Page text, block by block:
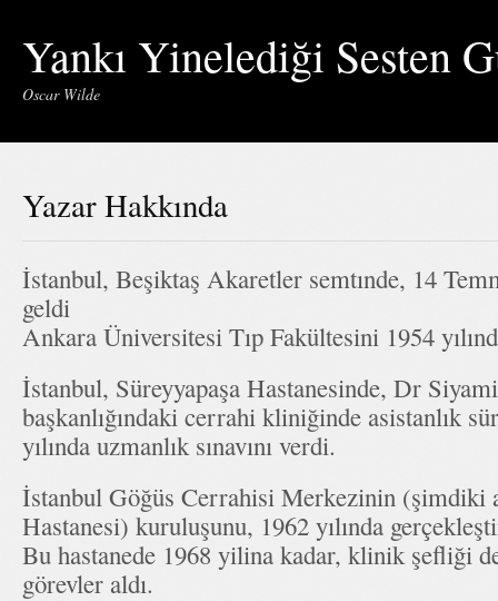
Yankı Yinelediği Sesten
Oscar Wilde
Yazar Hakkında
İstanbul, Beşiktaş Akaretler semtınde, 14
geldi
Ankara Üniversitesi Tıp Fakültesini 1954
İstanbul, Süreyyapaşa Hastanesinde, Dr
başkanlığındaki cerrahi kliniğinde asistanlık
yılında uzmanlık sınavını verdi.
İstanbul Göğüs Cerrahisi Merkezinin (şimdiki
Hastanesi) kuruluşunu, 1962 yılında
Bu hastanede 1968 yilina kadar, klinik şefliği
görevler aldı.